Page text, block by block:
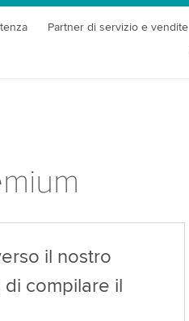
Partner di servizio e vendite
il nostro
compilare il